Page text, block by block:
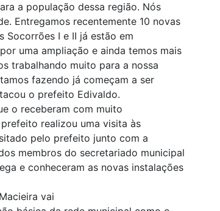
a população dessa região. Nós
Entregamos recentemente 10 novas
Socorrões I e II já estão em
uma ampliação e ainda temos mais
trabalhando muito para a nossa
fazendo já começam a ser
o prefeito Edivaldo.
o receberam com muito
realizou uma visita às
pelo prefeito junto com a
membros do secretariado municipal
e conheceram as novas instalações
vai